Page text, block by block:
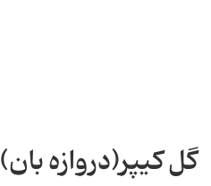
گل کیپر(دروازه بان)